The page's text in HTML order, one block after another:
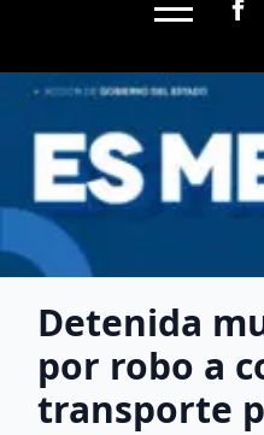
Detenida
por robo a
transporte